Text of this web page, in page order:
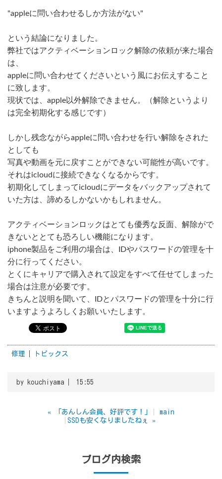
"appleに問い合わせるしか方法がない"
という結論になりました。
弊社ではアクティベーションロック解除の依頼が来た場合
は、
appleに問い合わせてくださいという風にお伝えすること
に致します。
現状では、apple以外解除できません。（解除というより
は完全初期化する感じです）
しかし残念ながらappleに問い合わせを行い解除をされた
としても
写真や動画を元に戻すことができない可能性が高いです。
それはicloudに接続できなくなるからです。
初期化してしまってicloudにデータをバックアップされて
いた方は、諦めるしかないかもしれません。
アクティベーションロックはとても優秀な反面、解除がで
きないととても恐ろしい機能になります。
iphone製品をご利用の場合は、IDやパスワードの管理を十
分に行ってください。
とくにキャリアで購入されて設定をすべて任せてしまった
場合は注意が必要です。
きちんと説明を聞いて、IDとパスワードの管理を十分に行
いますようよろしくお願いいたします。
修理 トピックス
by kouchiyama 15:55
« 「あんしん会員、好評です！」
main
SSDも安くなりましたねぇ
»
ブログ内検索